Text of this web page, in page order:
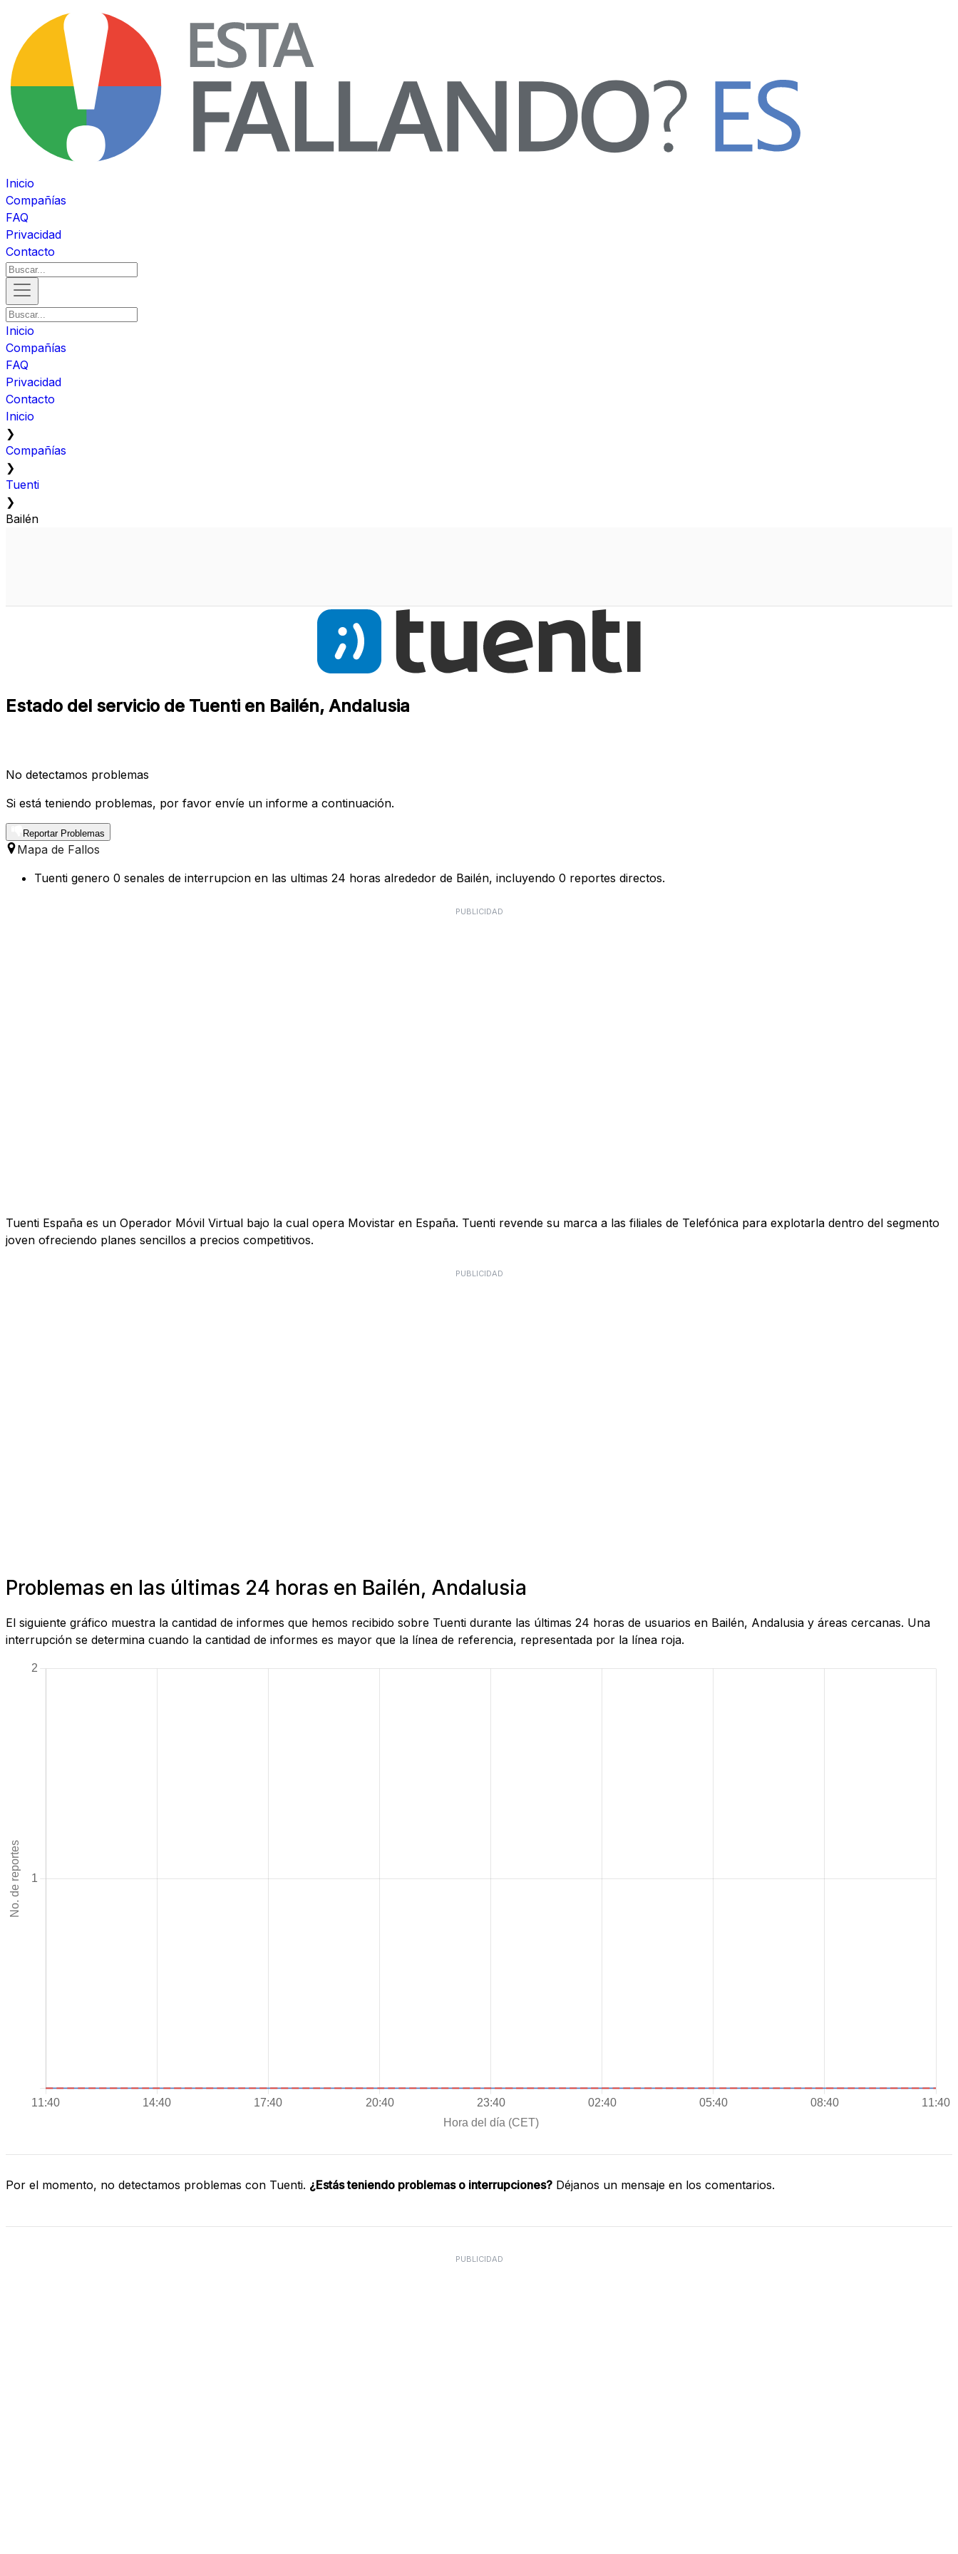
Inicio
Compañías
FAQ
Privacidad
Contacto
Inicio
Compañías
FAQ
Privacidad
Contacto
Inicio
❯
Compañías
❯
Tuenti
❯
Bailén
Estado del servicio de Tuenti en Bailén, Andalusia
No detectamos problemas
Si está teniendo problemas, por favor envíe un informe a continuación.
Reportar Problemas
Mapa de Fallos
Tuenti genero 0 senales de interrupcion en las ultimas 24 horas alrededor de Bailén, incluyendo 0 reportes directos.
PUBLICIDAD
Tuenti España es un Operador Móvil Virtual bajo la cual opera Movistar en España. Tuenti revende su marca a las filiales de Telefónica para explotarla dentro del segmento
joven ofreciendo planes sencillos a precios competitivos.
PUBLICIDAD
Problemas en las últimas 24 horas en Bailén, Andalusia
El siguiente gráfico muestra la cantidad de informes que hemos recibido sobre Tuenti durante las últimas 24 horas de usuarios en Bailén, Andalusia y áreas cercanas. Una
interrupción se determina cuando la cantidad de informes es mayor que la línea de referencia, representada por la línea roja.
Por el momento, no detectamos problemas con Tuenti. ¿Estás teniendo problemas o interrupciones? Déjanos un mensaje en los comentarios.
PUBLICIDAD